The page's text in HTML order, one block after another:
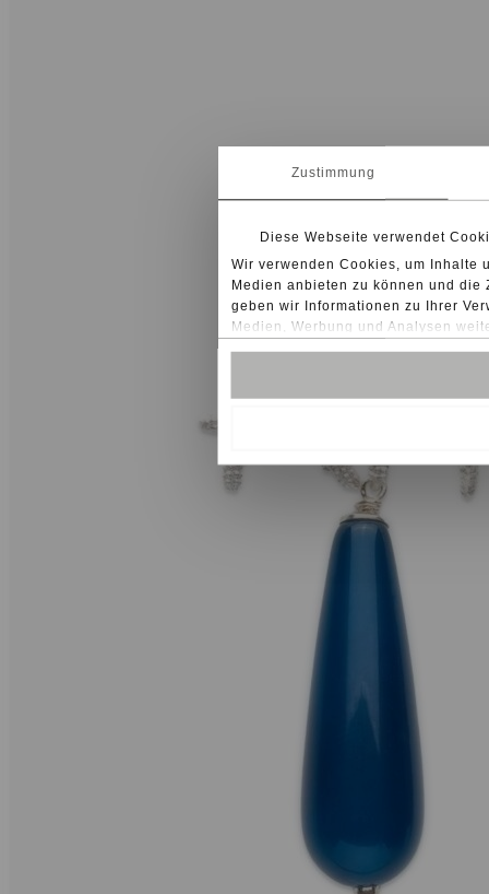
Zustimmung
Diese Webseite verwendet
Wir verwenden Cookies, um Inhalte
Medien anbieten zu können und die
geben wir Informationen zu Ihrer
Medien, Werbung und Analysen